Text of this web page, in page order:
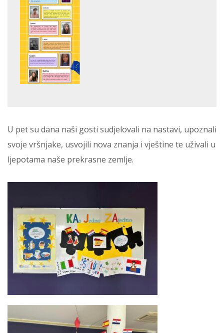
U pet su dana naši gosti sudjelovali na nastavi, upoznali
svoje vršnjake, usvojili nova znanja i vještine te uživali u
ljepotama naše prekrasne zemlje.